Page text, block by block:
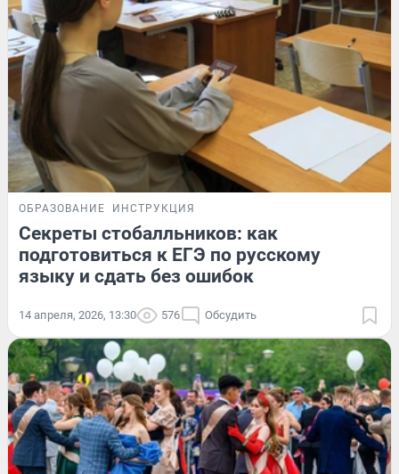
ОБРАЗОВАНИЕ ИНСТРУКЦИЯ
Секреты стобалльников: как
подготовиться к ЕГЭ по русскому
языку и сдать без ошибок
14 апреля, 2026, 13:30 576 Обсудить